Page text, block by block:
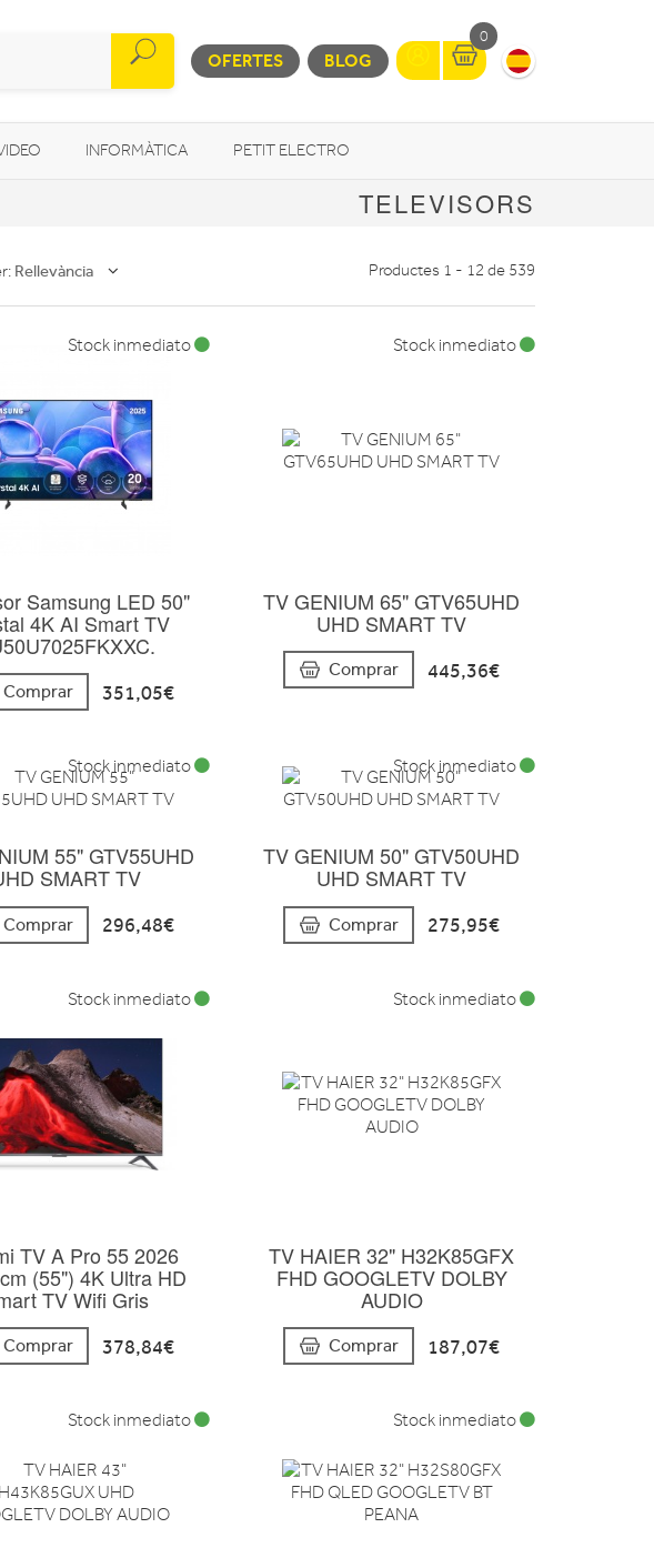
OFERTES BLOG
0
INFORMÀTICA PETIT ELECTRO
TELEVISORS
Rellevància Productes 1 - 12 de 539
Samsung LED 50"
4K AI Smart TV
Comprar 351,05€
Stock inmediato
TV GENIUM 65" GTV65UHD
UHD SMART TV
Comprar 445,36€
Stock inmediato
55" GTV55UHD
SMART TV
Comprar 296,48€
Stock inmediato
TV GENIUM 50" GTV50UHD
UHD SMART TV
Comprar 275,95€
Stock inmediato
TV A Pro 55 2026
(55") 4K Ultra HD
TV Wifi Gris
Comprar 378,84€
Stock inmediato
TV HAIER 32" H32K85GFX
FHD GOOGLETV DOLBY
AUDIO
Comprar 187,07€
Stock inmediato
Stock inmediato Stock inmediato